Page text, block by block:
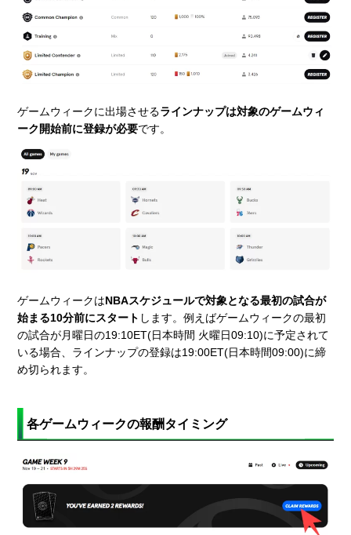
ゲームウィークに出場させるラインナップは対象のゲームウィ
ーク開始前に登録が必要です。
ゲームウィークはNBAスケジュールで対象となる最初の試合が
始まる10分前にスタート します。例えばゲームウィークの最初
の試合が月曜日の19:10ET(日本時間 火曜日09:10)に予定されて
いる場合、ラインナップの登録は19:00ET(日本時間09:00)に締
め切られます。
各ゲームウィークの報酬タイミング